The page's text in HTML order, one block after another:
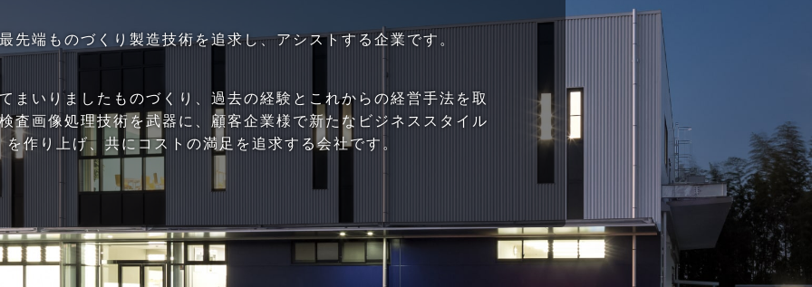
先端ものづくり製造技術を追求し、アシストする企業です。
まいりましたものづくり、過去の経験とこれからの経営手法を取
査画像処理技術を武器に、顧客企業様で新たなビジネススタイル
を作り上げ、共にコストの満足を追求する会社です。